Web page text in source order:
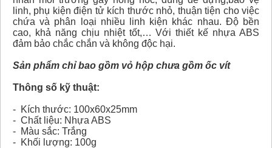
linh, phụ kiện điện tử kích thước nhỏ, thuận tiện cho việc
chứa và phân loại nhiều linh kiện khác nhau. Độ bền
cao, khả năng chịu nhiệt tốt,… Với thiết kế nhựa ABS
đảm bảo chắc chắn và không độc hại.
Sản phẩm chỉ bao gồm vỏ hộp chưa gồm ốc vít
Thông số kỹ thuật:
- Kích thước: 100x60x25mm
- Chất liệu: Nhựa ABS
- Màu sắc: Trắng
- Khối lượng: 100g